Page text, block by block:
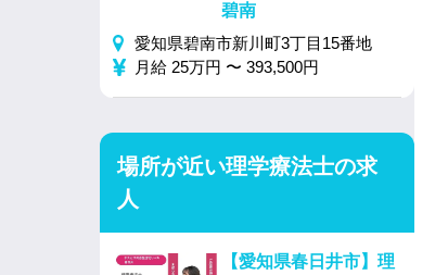
碧南
愛知県碧南市新川町3丁目15番地
月給 25万円 〜 393,500円
場所が近い理学療法士の求
人
【愛知県春日井市】理